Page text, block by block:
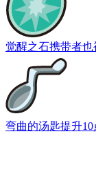
觉醒之石携带者也
弯曲的汤匙提升10